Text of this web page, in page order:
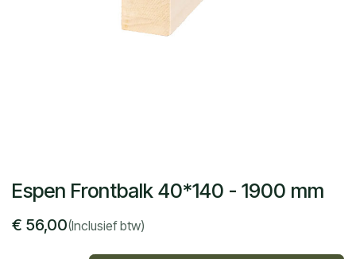
Espen Frontbalk 40*140 - 1900 mm
€ 56,00(Inclusief btw)